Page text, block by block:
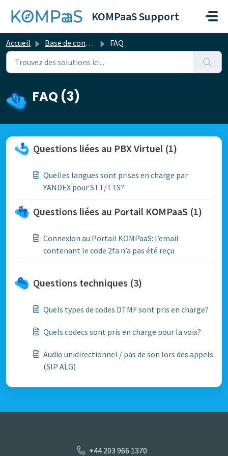
KOMPaaS Support
Accueil Base de connaissances FAQ
FAQ (3)
Questions liées au PBX Virtuel (1)
Quelles langues sont prises en charge par
YANDEX pour STT/TTS?
Questions liées au Portail KOMPaaS (1)
Connexion au Portail KOMPaaS: l’email
contenant le code 2fa n’a pas été reçu
Questions techniques (3)
Quels types de codes DTMF sont pris en charge?
Quels codecs sont pris en charge pour la voix?
Audio unidirectionnel / pas de son lors des appels
(SIP ALG)
+44 203 966 1370